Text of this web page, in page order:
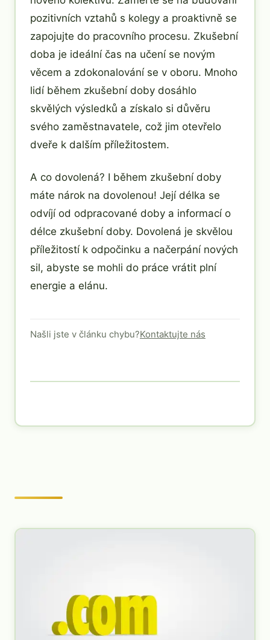
pozitivních vztahů s kolegy a proaktivně se
zapojujte do pracovního procesu. Zkušební
doba je ideální čas na učení se novým
věcem a zdokonalování se v oboru. Mnoho
lidí během zkušební doby dosáhlo
skvělých výsledků a získalo si důvěru
svého zaměstnavatele, což jim otevřelo
dveře k dalším příležitostem.
A co dovolená? I během zkušební doby
máte nárok na dovolenou! Její délka se
odvíjí od odpracované doby a informací o
délce zkušební doby. Dovolená je skvělou
příležitostí k odpočinku a načerpání nových
sil, abyste se mohli do práce vrátit plní
energie a elánu.
Našli jste v článku chybu?Kontaktujte nás